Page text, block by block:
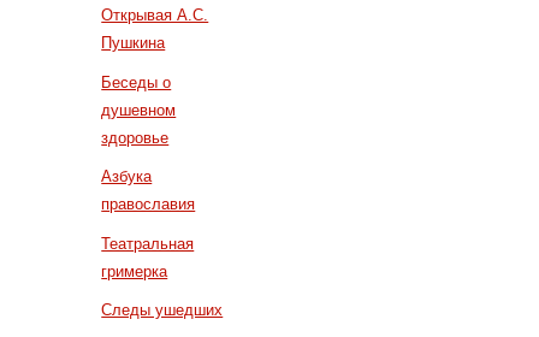
Открывая А.С.
Пушкина
Беседы о
душевном
здоровье
Азбука
православия
Театральная
гримерка
Следы ушедших